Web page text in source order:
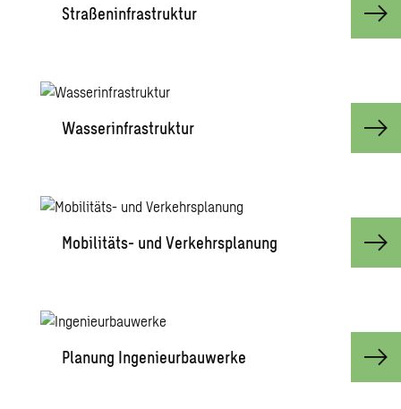
Stra­ßen­in­fra­struk­tur
Was­ser­in­fra­struk­tur
Mo­bi­li­täts- und Ver­kehrs­pla­nung
Pla­nung In­ge­nieur­bau­wer­ke